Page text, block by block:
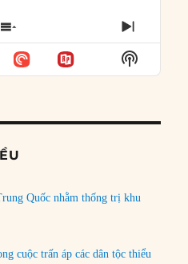
SHOW
EPISODES
LIST
NEXT
Show
Podcast
Quốc nhằm thống trị khu
cuộc trấn áp các dân tộc thiểu